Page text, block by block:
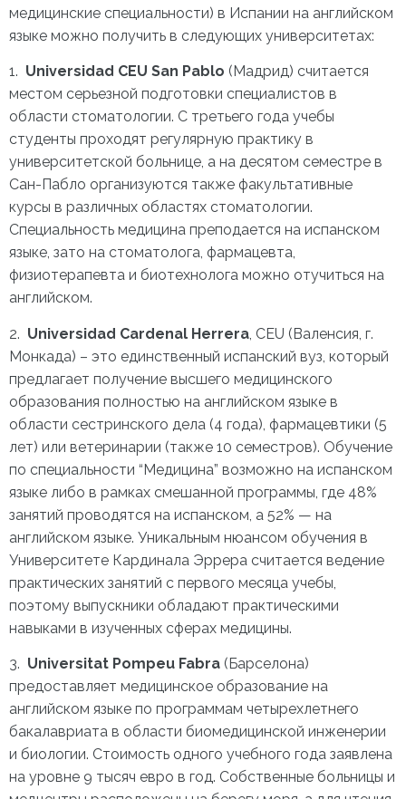
медицинские специальности) в Испании на английском
языке можно получить в следующих университетах:
1. Universidad CEU San Pablo (Мадрид) считается
местом серьезной подготовки специалистов в
области стоматологии. С третьего года учебы
студенты проходят регулярную практику в
университетской больнице, а на десятом семестре в
Сан-Пабло организуются также факультативные
курсы в различных областях стоматологии.
Специальность медицина преподается на испанском
языке, зато на стоматолога, фармацевта,
физиотерапевта и биотехнолога можно отучиться на
английском.
2. Universidad Cardenal Herrera , CEU (Валенсия, г.
Монкада) – это единственный испанский вуз, который
предлагает получение высшего медицинского
образования полностью на английском языке в
области сестринского дела (4 года), фармацевтики (5
лет) или ветеринарии (также 10 семестров). Обучение
по специальности “Медицина” возможно на испанском
языке либо в рамках смешанной программы, где 48%
занятий проводятся на испанском, а 52% — на
английском языке. Уникальным нюансом обучения в
Университете Кардинала Эррера считается ведение
практических занятий с первого месяца учебы,
поэтому выпускники обладают практическими
навыками в изученных сферах медицины.
3. Universitat Pompeu Fabra (Барселона)
предоставляет медицинское образование на
английском языке по программам четырехлетнего
бакалавриата в области биомедицинской инженерии
и биологии. Стоимость одного учебного года заявлена
на уровне 9 тысяч евро в год. Собственные больницы и